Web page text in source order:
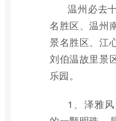
温州必去
名胜区、温州
景名胜区、江
刘伯温故里景
乐园。
1、泽雅